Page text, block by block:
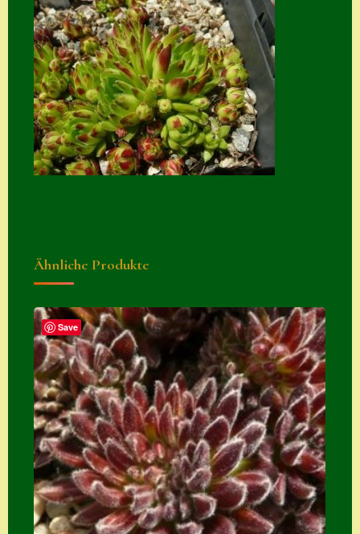
Warenkorb
Warenkorb
Widerrufsbelehru
ng
Zahlung
Zahlungs- &
Ähnliche Produkte
Save